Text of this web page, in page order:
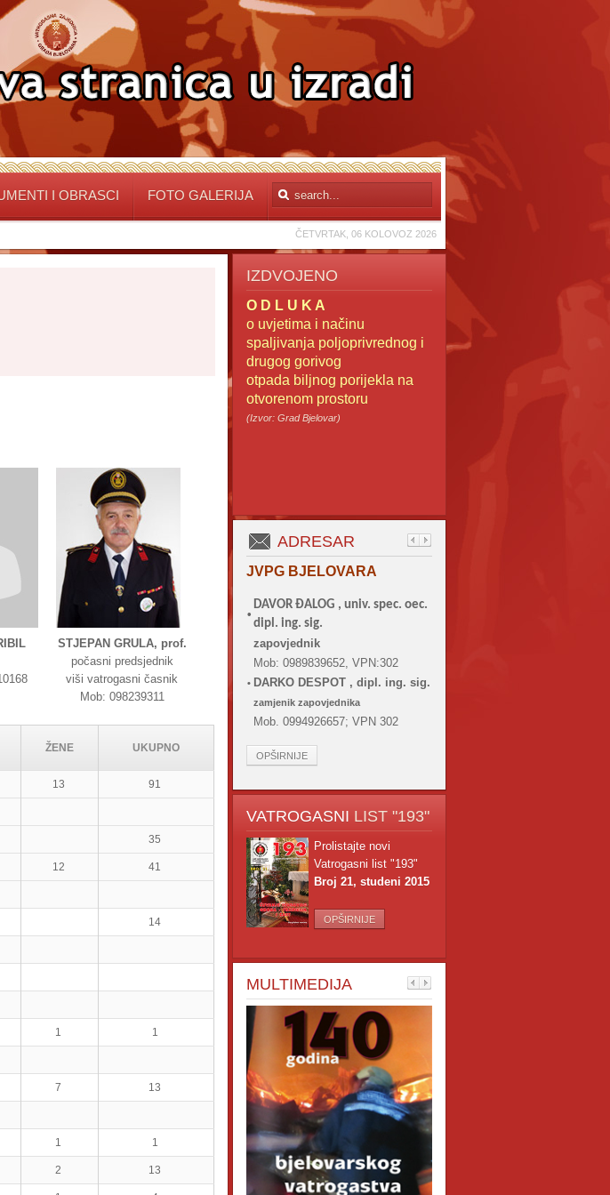
I OBRASCI FOTO GALERIJA
ČETVRTAK, 06 KOLOVOZ 2026
STJEPAN GRULA, prof.
počasni predsjednik
viši vatrogasni časnik
Mob: 098239311
ŽENE UKUPNO
13 91
35
12 41
14
1 1
7 13
1 1
2 13
IZDVOJENO
O D L U K A
o uvjetima i načinu
spaljivanja poljoprivrednog i
drugog gorivog
otpada biljnog porijekla na
otvorenom prostoru
(Izvor: Grad Bjelovar)
ADRESAR
JVPG BJELOVARA
•
DAVOR ĐALOG , univ. spec. oec.
dipl. ing. sig.
zapovjednik
Mob: 0989839652, VPN:302
• DARKO DESPOT , dipl. ing. sig.
zamjenik zapovjednika
Mob. 0994926657; VPN 302
OPŠIRNIJE
VATROGASNI LIST "193"
Prolistajte novi
Vatrogasni list "193"
Broj 21, studeni 2015
OPŠIRNIJE
MULTIMEDIJA